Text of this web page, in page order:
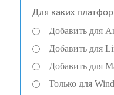
Для каких
Добавить для
Добавить для
Добавить для
Только для